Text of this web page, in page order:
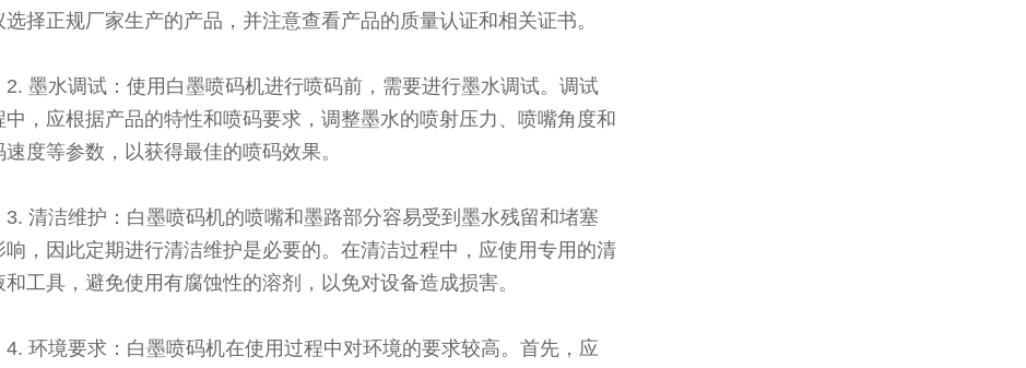
选择正规厂家生产的产品，并注意查看产品的质量认证和相关证书。
2. 墨水调试：使用白墨喷码机进行喷码前，需要进行墨水调试。调试
中，应根据产品的特性和喷码要求，调整墨水的喷射压力、喷嘴角度和
速度等参数，以获得最佳的喷码效果。
3. 清洁维护：白墨喷码机的喷嘴和墨路部分容易受到墨水残留和堵塞
响，因此定期进行清洁维护是必要的。在清洁过程中，应使用专用的清
和工具，避免使用有腐蚀性的溶剂，以免对设备造成损害。
4. 环境要求：白墨喷码机在使用过程中对环境的要求较高。首先，应